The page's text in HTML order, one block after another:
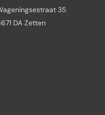
35
DA Zetten